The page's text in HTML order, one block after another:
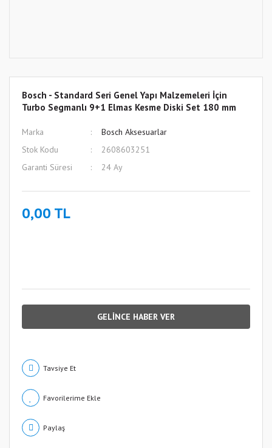
Bosch - Standard Seri Genel Yapı Malzemeleri İçin
Turbo Segmanlı 9+1 Elmas Kesme Diski Set 180 mm
Marka
Bosch Aksesuarlar
Stok Kodu
2608603251
Garanti Süresi
24 Ay
0,00 TL
GELİNCE HABER VER
Tavsiye Et
Paylaş